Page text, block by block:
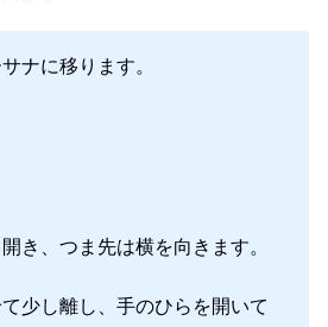
ナに移ります。
き、つま先は横を向きます。
少し離し、手のひらを開いて